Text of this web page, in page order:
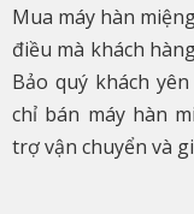
Mua máy hàn
điều mà khách
Bảo quý khách
chỉ bán máy hàn
trợ vận chuyển và